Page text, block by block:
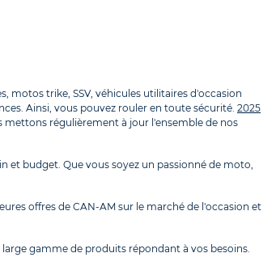
motos trike, SSV, véhicules utilitaires d'occasion
Ainsi, vous pouvez rouler en toute sécurité. 2025
mettons régulièrement à jour l'ensemble de nos
budget. Que vous soyez un passionné de moto,
offres de CAN-AM sur le marché de l'occasion et
gamme de produits répondant à vos besoins.